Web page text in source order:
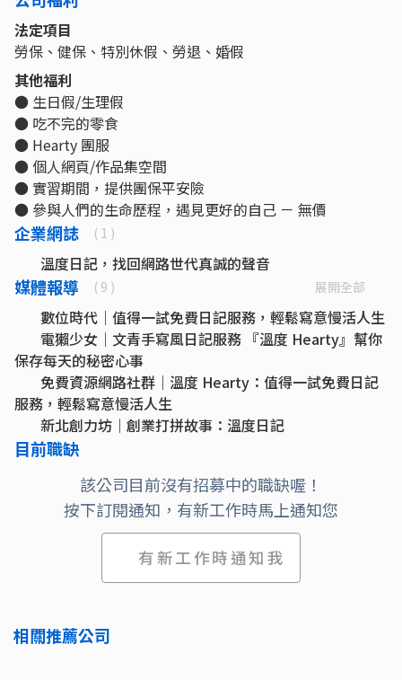
法定項目
勞保、健保、特別休假、勞退、婚假
其他福利
● 生日假/生理假
● 吃不完的零食
● Hearty 團服
● 個人網頁/作品集空間
● 實習期間，提供團保平安險
● 參與人們的生命歷程，遇見更好的自己 － 無價
企業網誌 ( 1 )
溫度日記，找回網路世代真誠的聲音
媒體報導 ( 9 ) 展開全部
數位時代｜值得一試免費日記服務，輕鬆寫意慢活人生
電獺少女｜文青手寫風日記服務 『溫度 Hearty』幫你
保存每天的秘密心事
免費資源網路社群｜溫度 Hearty：值得一試免費日記
服務，輕鬆寫意慢活人生
新北創力坊｜創業打拼故事：溫度日記
聽說｜【溫度日記 Hearty Journal】 療癒你的每一
實測推薦！2020用『溫度日記』好好過日子 - 手繪風日
記APP♥少女心手帳♥線上交換日記
最美日記APP：『溫度日記』手繪風圖文日誌本，收藏
新的一年，用日記APP【溫度日記】打造有感的2020
目前職缺
該公司目前沒有招募中的職缺喔！
按下訂閱通知，有新工作時馬上通知您
有新工作時通知我
相關推薦公司